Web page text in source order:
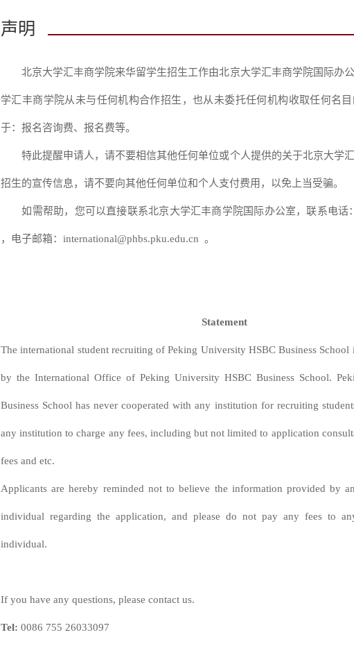
声明
北京大学汇丰商学院来华留学生招生工作由北京大学汇丰商学院国际办
学汇丰商学院从未与任何机构合作招生，也从未委托任何机构收取任何名
于：报名咨询费、报名费等。
特此提醒申请人，请不要相信其他任何单位或个人提供的关于北京大学
招生的宣传信息，请不要向其他任何单位和个人支付费用，以免上当受骗。
如需帮助，您可以直接联系北京大学汇丰商学院国际办公室，联系电话
，电子邮箱：international@phbs.pku.edu.cn 。
北京大学
2022
Statement
The international student recruiting of Peking University HSBC Business School
by the International Office of Peking University HSBC Business School.
Business School has never cooperated with any institution for recruiting
any institution to charge any fees, including but not limited to application
fees and etc.
Applicants are hereby reminded not to believe the information provided by
individual regarding the application, and please do not pay any fees to
individual.
If you have any questions, please contact us.
Tel: 0086 755 26033097